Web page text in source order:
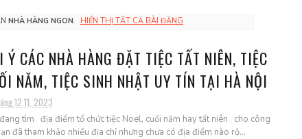
NHÀ HÀNG NGON. HIỂN THỊ TẤT CẢ BÀI ĐĂNG
Ý CÁC NHÀ HÀNG ĐẶT TIỆC TẤT NIÊN, TIỆC
NĂM, TIỆC SINH NHẬT UY TÍN TẠI HÀ NỘI
12 11, 2023
tìm địa điểm tổ chức tiệc Noel, cuối năm hay tất niên cho công
đã tham khảo nhiều địa chỉ nhưng chưa có địa điểm nào rộ...